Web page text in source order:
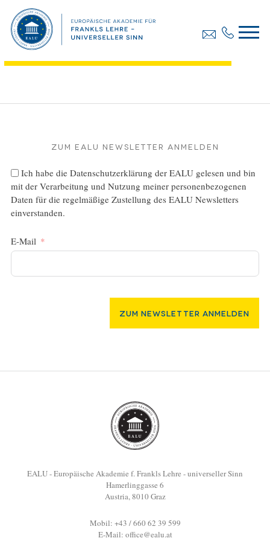
Diplomarbeit, Juri Bettina
Dateigröße:
Zum EALU Newsletter anmelden
Ich habe die Datenschutzerklärung der EALU gelesen und bin
mit der Verarbeitung und Nutzung meiner personenbezogenen
Daten für die regelmäßige Zustellung des EALU Newsletters
einverstanden.
E-Mail
Zum Newsletter Anmelden
EALU - Europäische Akademie f. Frankls Lehre - universeller Sinn
Hamerlinggasse 6
Austria, 8010 Graz
Mobil: +43 / 660 62 39 599
E-Mail: office@ealu.at